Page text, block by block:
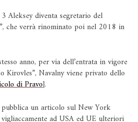
Aleksey diventa segretario del
che verrà rinominato poi nel 2018 in
anno, per via dell’entrata in vigore
Kirovles”, Navalny viene privato dello
di Pravo].
pubblica un articolo sul New York
ad USA ed UE ulteriori